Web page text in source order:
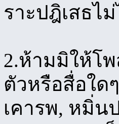
ราะปฎิเสธไ
2.ห้ามมิให้โ
ตัวหรือสื่อใด
เคารพ, หมิ่น